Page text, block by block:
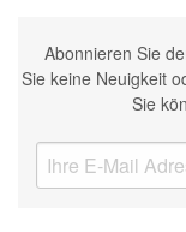
Abonnieren Sie
Sie keine Neuigkeit
Sie